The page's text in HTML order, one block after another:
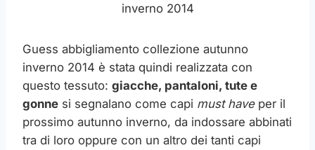
inverno 2014
Guess abbigliamento collezione autunno
inverno 2014 è stata quindi realizzata con
questo tessuto: giacche, pantaloni, tute e
gonne si segnalano come capi must haveper il
prossimo autunno inverno, da indossare abbinati
tra di loro oppure con un altro dei tanti capi